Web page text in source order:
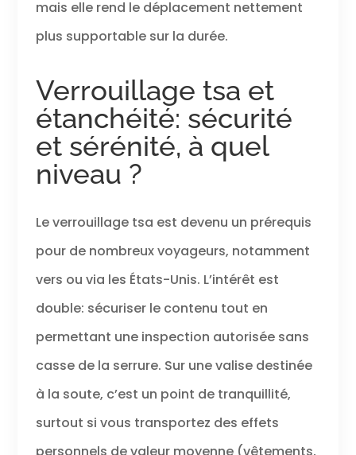
mais elle rend le déplacement nettement
plus supportable sur la durée.
Verrouillage tsa et
étanchéité: sécurité
et sérénité, à quel
niveau ?
Le verrouillage tsa est devenu un prérequis
pour de nombreux voyageurs, notamment
vers ou via les États-Unis. L’intérêt est
double: sécuriser le contenu tout en
permettant une inspection autorisée sans
casse de la serrure. Sur une valise destinée
à la soute, c’est un point de tranquillité,
surtout si vous transportez des effets
personnels de valeur moyenne (vêtements,